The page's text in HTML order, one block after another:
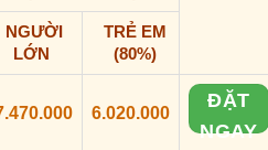
NGƯỜI
LỚN
TRẺ EM
(80%)
6.020.000
ĐẶT
NGAY